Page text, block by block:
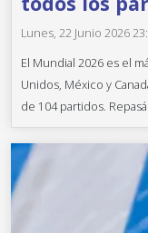
Lunes, 22 Junio 2026
El Mundial 2026 es el
Unidos, México y
de 104 partidos.